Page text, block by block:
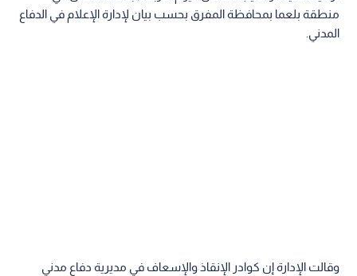
منطقة بلعما بمحافظة المفرق بحسب بيان لإدارة الإعلام في الدفاع
المدني.
وقالت الإدارة إن كوادر الإنقاذ والإسعاف في مديرية دفاع مدني